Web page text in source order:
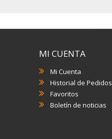
MI CUENTA
Mi Cuenta
Historial de Pedidos
Favoritos
Boletín de noticias